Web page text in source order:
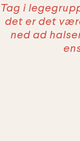
Tag i
det er det
ned ad